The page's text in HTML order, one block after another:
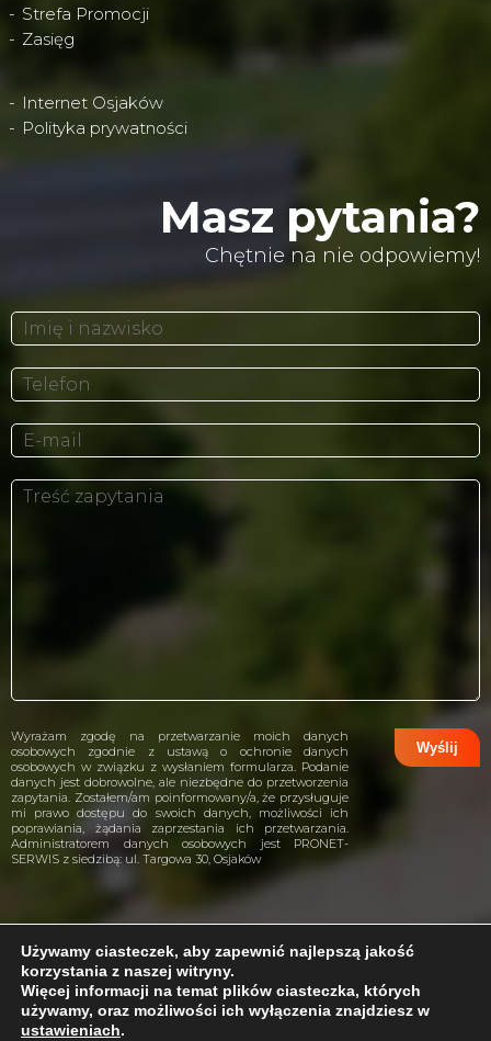
Problem z internetem?
Strefa Promocji
Zasięg
Internet Osjaków
Polityka prywatności
Masz pytania?
Chętnie na nie odpowiemy!
Wyrażam zgodę na przetwarzanie moich danych
osobowych zgodnie z ustawą o ochronie danych
osobowych w związku z wysłaniem formularza. Podanie
danych jest dobrowolne, ale niezbędne do przetworzenia
zapytania. Zostałem/am poinformowany/a, że przysługuje
mi prawo dostępu do swoich danych, możliwości ich
poprawiania, żądania zaprzestania ich przetwarzania.
Administratorem danych osobowych jest PRONET-
SERWIS z siedzibą: ul. Targowa 30, Osjaków
projekt i wykonanie:CreativeHeads.pl
Używamy ciasteczek, aby zapewnić najlepszą jakość
korzystania z naszej witryny.
Więcej informacji na temat plików ciasteczka, których
używamy, oraz możliwości ich wyłączenia znajdziesz w
ustawieniach.